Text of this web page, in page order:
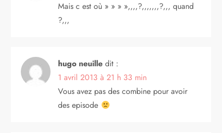
Mais c est où » » » »,,,,?,,,,,,,?,,, quand
?,,,
hugo neuille dit :
1 avril 2013 à 21 h 33 min
Vous avez pas des combine pour avoir
des episode